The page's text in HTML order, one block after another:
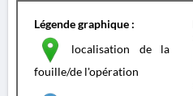
Légende graphique :
localisation de la
fouille/de l'opération